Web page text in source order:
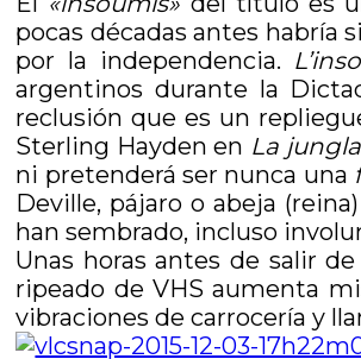
pocas décadas antes habría
por la independencia.
argentinos durante la
reclusión que es un
Sterling Hayden en La
ni pretenderá ser nunca una
Deville, pájaro o abeja
han sembrado, incluso
Unas horas antes de salir
ripeado de VHS aumenta
vibraciones de carrocería y